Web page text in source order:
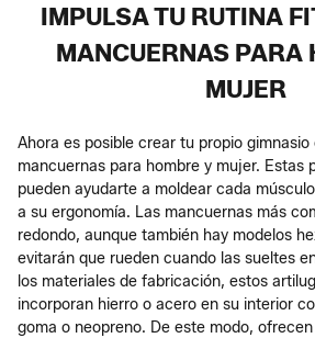
IMPULSA TU RUTINA
MANCUERNAS PARA
MUJER
Ahora es posible crear tu propio
mancuernas para hombre y mujer. Estas
pueden ayudarte a moldear cada
a su ergonomía. Las mancuernas más
redondo, aunque también hay modelos
evitarán que rueden cuando las sueltes
los materiales de fabricación, estos
incorporan hierro o acero en su interior
goma o neopreno. De este modo,